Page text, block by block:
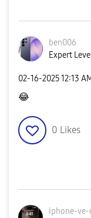
ben006
Expert
‎02-16-202512:13
😂
0 Likes
iphone-